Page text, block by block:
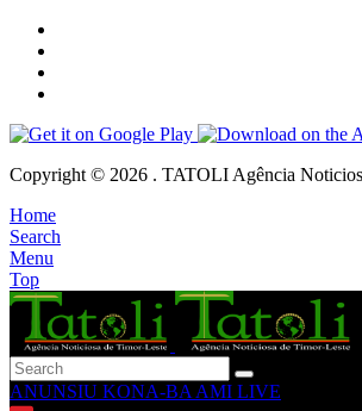
Copyright © 2026 . TATOLI Agência
Home
Search
Menu
Top
ANUNSIU KONA-BA AMI LIVE